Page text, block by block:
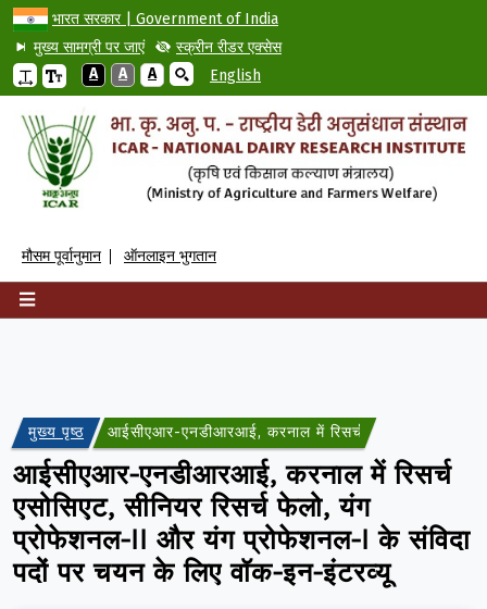
भारत सरकार | Government of India
मुख्य सामग्री पर जाएं
स्क्रीन रीडर एक्सेस
A
A A English
मौसम पूर्वानुमान ऑनलाइन भुगतान
मुख्य पृष्ठ आईसीएआर-एनडीआरआई, करनाल में रिसर्च एसोसिएट,
आईसीएआर-एनडीआरआई, करनाल में रिसर्च
एसोसिएट, सीनियर रिसर्च फेलो, यंग
प्रोफेशनल-II और यंग प्रोफेशनल-I के संविदा
पदों पर चयन के लिए वॉक-इन-इंटरव्यू